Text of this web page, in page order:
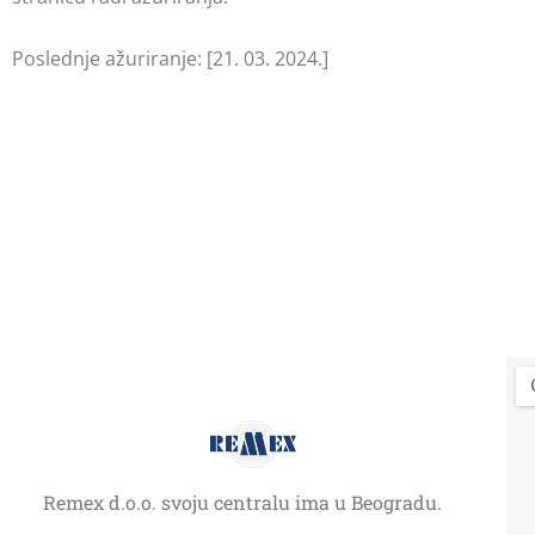
Poslednje ažuriranje: [21. 03. 2024.]
Remex d.o.o. svoju centralu ima u Beogradu.